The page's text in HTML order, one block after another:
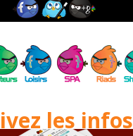
les infos